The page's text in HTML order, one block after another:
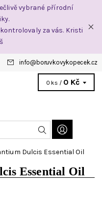
vybrané přírodní
za vás. Kristi
info@ boruvkovykopecek.cz
0 ks / 0 Kč
Dulcis Essential Oil
Essential Oil